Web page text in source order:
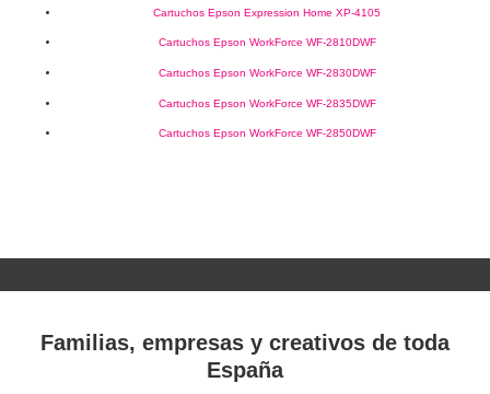
Cartuchos Epson Expression Home XP-4105
Cartuchos Epson WorkForce WF-2810DWF
Cartuchos Epson WorkForce WF-2830DWF
Cartuchos Epson WorkForce WF-2835DWF
Cartuchos Epson WorkForce WF-2850DWF
Familias, empresas y creativos de toda
España